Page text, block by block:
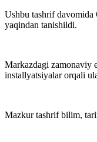
Ushbu tashrif davomida
yaqindan tanishildi.
Markazdagi zamonaviy
installyatsiyalar orqali
Mazkur tashrif bilim,